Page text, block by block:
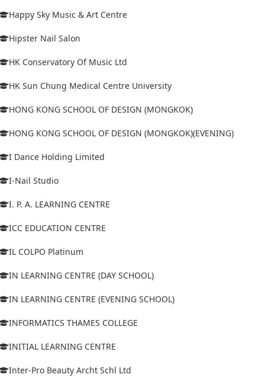
Happy Sky Music & Art Centre
Hipster Nail Salon
HK Conservatory Of Music Ltd
HK Sun Chung Medical Centre University
HONG KONG SCHOOL OF DESIGN (MONGKOK)
HONG KONG SCHOOL OF DESIGN (MONGKOK)(EVENING)
I Dance Holding Limited
I-Nail Studio
I. P. A. LEARNING CENTRE
ICC EDUCATION CENTRE
IL COLPO Platinum
IN LEARNING CENTRE (DAY SCHOOL)
IN LEARNING CENTRE (EVENING SCHOOL)
INFORMATICS THAMES COLLEGE
INITIAL LEARNING CENTRE
Inter-Pro Beauty Archt Schl Ltd